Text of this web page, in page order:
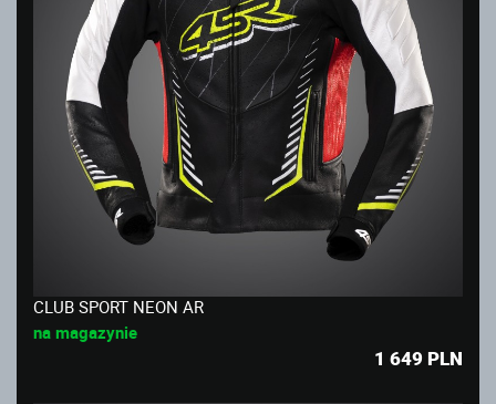
CLUB SPORT NEON AR
na magazynie
1 649 PLN